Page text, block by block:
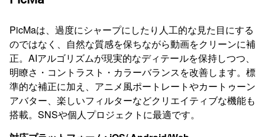
PicMaは、過度にシャープにしたり人工的な見た目にする
のではなく、自然な質感を保ちながら動画をクリーンに補
正。AIアルゴリズムが現実的なディテールを保持しつつ、
明瞭さ・コントラスト・カラーバランスを改善します。標
準的な補正に加え、アニメ風ポートレートやカートゥーン
アバター、楽しいフィルターなどクリエイティブな機能も
搭載。SNSや個人プロジェクトに最適です。